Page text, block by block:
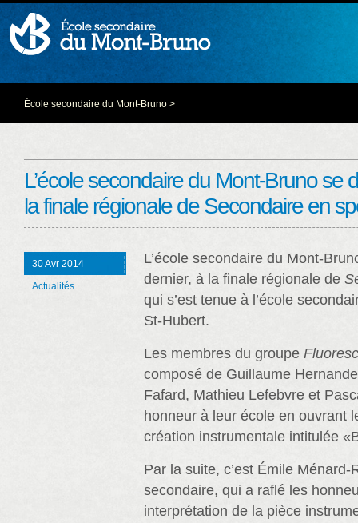
École secondaire du Mont-Bruno >
L’école secondaire du Mont-Bruno se
la finale régionale de Secondaire en
30 Avr 2014
Actualités
L’école secondaire du Mont-
dernier, à la finale régionale de
qui s’est tenue à l’école
St-Hubert.
Les membres du groupe
composé de Guillaume
Fafard, Mathieu Lefebvre et
honneur à leur école en ouvrant
création instrumentale intitulée
Par la suite, c’est Émile Ménard-
secondaire, qui a raflé les
interprétation de la pièce